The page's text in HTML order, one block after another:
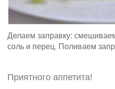
Делаем заправку:
соль и перец. Поливаем
Приятного аппетита!